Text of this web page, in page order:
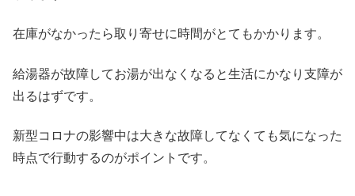
在庫がなかったら取り寄せに時間がとてもかかります。
給湯器が故障してお湯が出なくなると生活にかなり支障が
出るはずです。
新型コロナの影響中は大きな故障してなくても気になった
時点で行動するのがポイントです。